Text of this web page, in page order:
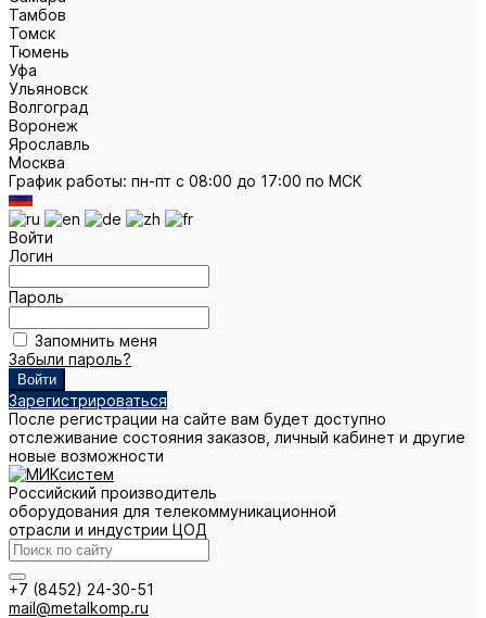
Тамбов
Томск
Тюмень
Уфа
Ульяновск
Волгоград
Воронеж
Ярославль
Москва
График работы: пн-пт с 08:00 до 17:00 по МСК
Войти
Логин
Пароль
Запомнить меня
Забыли пароль?
Зарегистрироваться
После регистрации на сайте вам будет доступно
отслеживание состояния заказов, личный кабинет и другие
новые возможности
Российский производитель
оборудования для телекоммуникационной
отрасли и индустрии ЦОД
+7 (8452) 24-30-51
mail@metalkomp.ru